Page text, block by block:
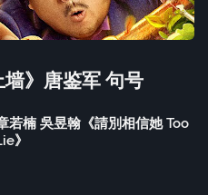
墙》唐鉴军 句号
若楠 吳昱翰《請別相信她 Too
》